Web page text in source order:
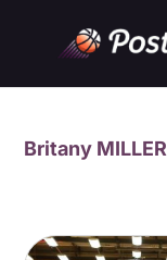
Britany MILLER